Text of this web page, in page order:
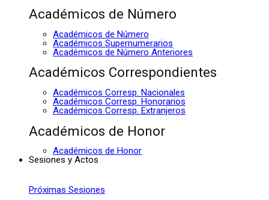
Académicos de Número
Académicos de Número
Académicos Supernumerarios
Académicos de Número Anteriores
Académicos Correspondientes
Académicos Corresp. Nacionales
Académicos Corresp. Honorarios
Académicos Corresp. Extranjeros
Académicos de Honor
Académicos de Honor
Sesiones y Actos
Próximas Sesiones